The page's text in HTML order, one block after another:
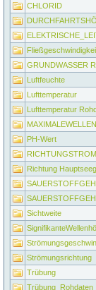
CHLORID
GRUNDWASSER
Luftfeuchte
Lufttemperatur
Lufttemperatur
PH-Wert
RICHTUNGSTROM
Richtung
Sichtweite
Strömungsrichtung
Trübung
Trübung_Rohdaten